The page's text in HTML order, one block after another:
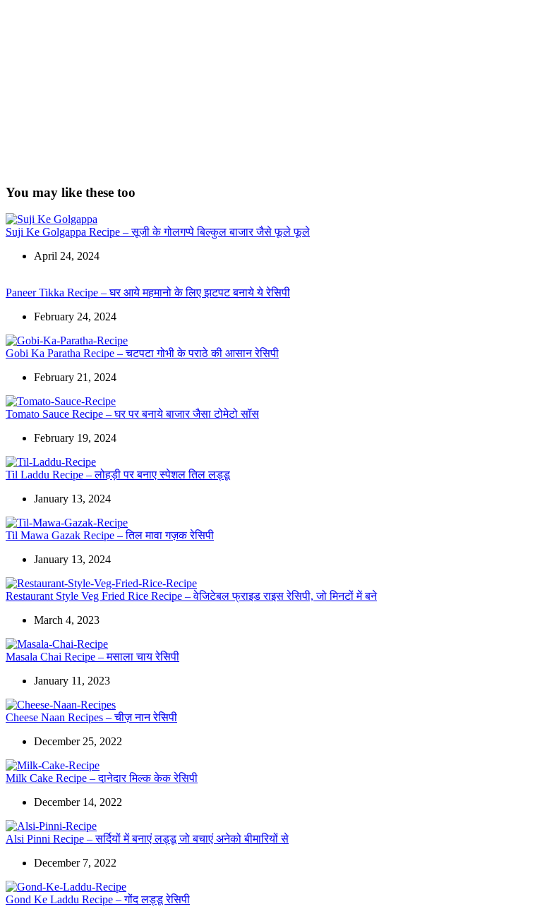
You may like these too
Suji Ke Golgappa Recipe – सूजी के गोलगप्पे बिल्कुल बाजार जैसे फूले फूले
April 24, 2024
Paneer Tikka Recipe – घर आये महमानो के लिए झटपट बनाये ये रेसिपी
February 24, 2024
Gobi Ka Paratha Recipe – चटपटा गोभी के पराठे की आसान रेसिपी
February 21, 2024
Tomato Sauce Recipe – घर पर बनाये बाजार जैसा टोमेटो सॉस
February 19, 2024
Til Laddu Recipe – लोहड़ी पर बनाए स्पेशल तिल लड्डू
January 13, 2024
Til Mawa Gazak Recipe – तिल मावा गज़क रेसिपी
January 13, 2024
Restaurant Style Veg Fried Rice Recipe – वेजिटेबल फ्राइड राइस रेसिपी, जो मिनटों में बने
March 4, 2023
Masala Chai Recipe – मसाला चाय रेसिपी
January 11, 2023
Cheese Naan Recipes – चीज़ नान रेसिपी
December 25, 2022
Milk Cake Recipe – दानेदार मिल्क केक रेसिपी
December 14, 2022
Alsi Pinni Recipe – सर्दियों में बनाएं लड्डू जो बचाएं अनेको बीमारियों से
December 7, 2022
Gond Ke Laddu Recipe – गोंद लड्डू रेसिपी